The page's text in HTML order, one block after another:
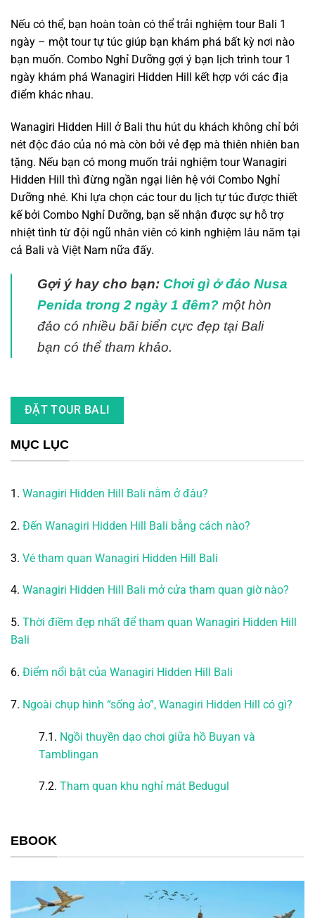
Nếu có thể, bạn hoàn toàn có thể trải nghiệm tour Bali 1
ngày – một tour tự túc giúp bạn khám phá bất kỳ nơi nào
bạn muốn. Combo Nghỉ Dưỡng gợi ý bạn lịch trình tour 1
ngày khám phá Wanagiri Hidden Hill kết hợp với các địa
điểm khác nhau.
Wanagiri Hidden Hill ở Bali thu hút du khách không chỉ bởi
nét độc đáo của nó mà còn bởi vẻ đẹp mà thiên nhiên ban
tặng. Nếu bạn có mong muốn trải nghiệm tour Wanagiri
Hidden Hill thì đừng ngần ngại liên hệ với Combo Nghỉ
Dưỡng nhé. Khi lựa chọn các tour du lịch tự túc được thiết
kế bởi Combo Nghỉ Dưỡng, bạn sẽ nhận được sự hỗ trợ
nhiệt tình từ đội ngũ nhân viên có kinh nghiệm lâu năm tại
cả Bali và Việt Nam nữa đấy.
Gợi ý hay cho bạn: Chơi gì ở đảo Nusa
Penida trong 2 ngày 1 đêm? một hòn
đảo có nhiều bãi biển cực đẹp tại Bali
bạn có thể tham khảo.
ĐẶT TOUR BALI
MỤC LỤC
1. Wanagiri Hidden Hill Bali nằm ở đâu?
2. Đến Wanagiri Hidden Hill Bali bằng cách nào?
3. Vé tham quan Wanagiri Hidden Hill Bali
4. Wanagiri Hidden Hill Bali mở cửa tham quan giờ nào?
5. Thời điềm đẹp nhất để tham quan Wanagiri Hidden Hill
Bali
6. Điểm nổi bật của Wanagiri Hidden Hill Bali
7. Ngoài chụp hình “sống ảo”, Wanagiri Hidden Hill có gì?
7.1. Ngồi thuyền dạo chơi giữa hồ Buyan và
Tamblingan
7.2. Tham quan khu nghỉ mát Bedugul
EBOOK